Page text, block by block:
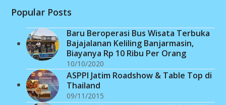
Popular Posts
Baru Beroperasi Bus Wisata Terbuka
Bajajalanan Keliling Banjarmasin,
Biayanya Rp 10 Ribu Per Orang
10/10/2020
ASPPI Jatim Roadshow & Table Top di
Thailand
09/11/2015